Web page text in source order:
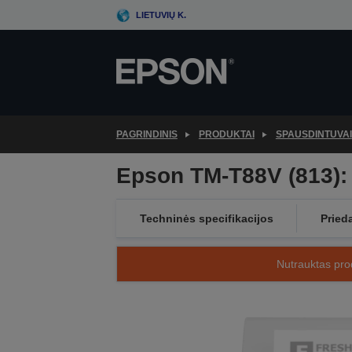
to
LIETUVIŲ K.
PAGRINDINIS PRODUKTAI SPAUSDINTUVAI
Epson TM-T88V
Techninės specifikacijos
Nutrauktas